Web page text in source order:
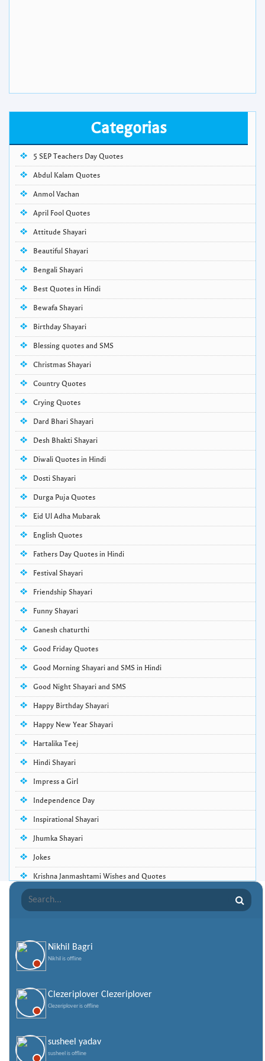
Categorias
5 SEP Teachers Day Quotes
Abdul Kalam Quotes
Anmol Vachan
April Fool Quotes
Attitude Shayari
Beautiful Shayari
Bengali Shayari
Best Quotes in Hindi
Bewafa Shayari
Birthday Shayari
Blessing quotes and SMS
Christmas Shayari
Country Quotes
Crying Quotes
Dard Bhari Shayari
Desh Bhakti Shayari
Diwali Quotes in Hindi
Dosti Shayari
Durga Puja Quotes
Eid Ul Adha Mubarak
English Quotes
Fathers Day Quotes in Hindi
Festival Shayari
Friendship Shayari
Funny Shayari
Ganesh chaturthi
Good Friday Quotes
Good Morning Shayari and SMS in Hindi
Good Night Shayari and SMS
Happy Birthday Shayari
Happy New Year Shayari
Hartalika Teej
Hindi Shayari
Impress a Girl
Independence Day
Inspirational Shayari
Jhumka Shayari
Jokes
Krishna Janmashtami Wishes and Quotes
Life Quotes
Love Shayari
Makar Sankranti
Missing Someone Quotes and SMS
Nepali Shayari
Punjabi Love Shayari
Nikhil Bagri
Nikhil is offline
Clezeriplover Clezeriplover
Clezeriplover is offline
susheel yadav
susheel is offline